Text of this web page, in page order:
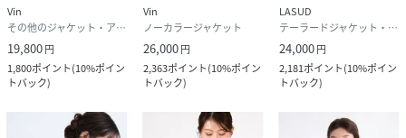
Vin
その他のジャケット・アウター
19,800円
1,800ポイント(10%ポイン
トバック)
Vin
ノーカラージャケット
26,000円
2,363ポイント(10%ポイン
トバック)
LASUD
テーラードジャケット・ブレザー
24,000円
2,181ポイント(10%ポイン
トバック)